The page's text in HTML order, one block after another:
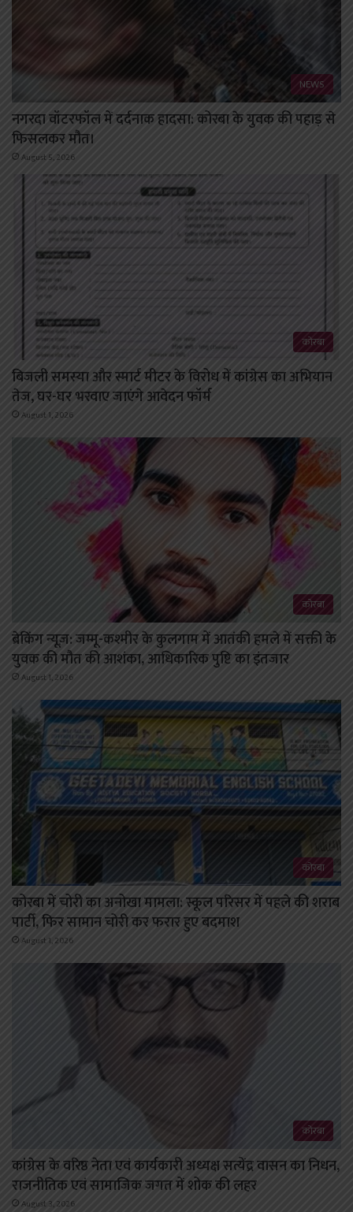
NEWS
नगरदा वॉटरफॉल में दर्दनाक हादसा: कोरबा के युवक की पहाड़ से
फिसलकर मौत।
August 5, 2026
कोरबा
बिजली समस्या और स्मार्ट मीटर के विरोध में कांग्रेस का अभियान
तेज, घर-घर भरवाए जाएंगे आवेदन फॉर्म
August 1, 2026
कोरबा
ब्रेकिंग न्यूज़: जम्मू-कश्मीर के कुलगाम में आतंकी हमले में सक्ती के
युवक की मौत की आशंका, आधिकारिक पुष्टि का इंतजार
August 1, 2026
कोरबा
कोरबा में चोरी का अनोखा मामला: स्कूल परिसर में पहले की शराब
पार्टी, फिर सामान चोरी कर फरार हुए बदमाश
August 1, 2026
कोरबा
कांग्रेस के वरिष्ठ नेता एवं कार्यकारी अध्यक्ष सत्येंद्र वासन का निधन,
राजनीतिक एवं सामाजिक जगत में शोक की लहर
August 3, 2026